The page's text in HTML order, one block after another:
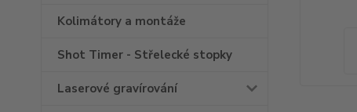
Kolimátory a montáže
Shot Timer - Střelecké stopky
Laserové gravírování